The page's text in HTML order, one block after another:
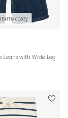
сразу
Jeans with Wide Leg